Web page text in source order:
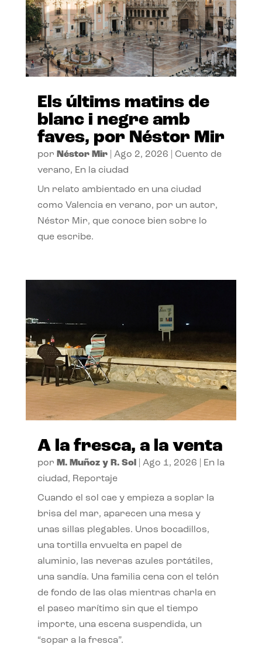
Els últims matins de
blanc i negre amb
faves, por Néstor Mir
por Néstor Mir| Ago 2, 2026
Cuento de
verano, En la ciudad
Un relato ambientado en una ciudad
como Valencia en verano, por un autor,
Néstor Mir, que conoce bien sobre lo
que escribe.
A la fresca, a la venta
por M. Muñoz y R. Sol| Ago 1, 2026
En la
ciudad, Reportaje
Cuando el sol cae y empieza a soplar la
brisa del mar, aparecen una mesa y
unas sillas plegables. Unos bocadillos,
una tortilla envuelta en papel de
aluminio, las neveras azules portátiles,
una sandía. Una familia cena con el telón
de fondo de las olas mientras charla en
el paseo marítimo sin que el tiempo
importe, una escena suspendida, un
“sopar a la fresca”.